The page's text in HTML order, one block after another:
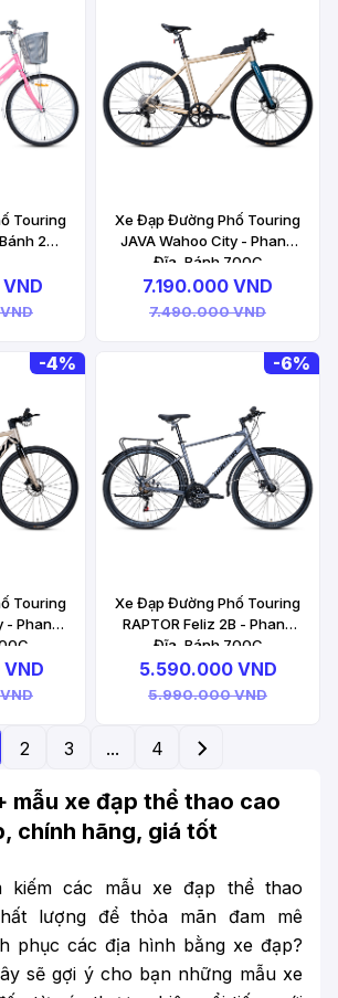
Touring
24
Xe Đạp Đường Phố Touring
JAVA Wahoo City - Phanh
Đĩa, Bánh 700C
7.190.000 VND
7.490.000 VND
-4%
Touring
- Phanh
-6%
Xe Đạp Đường Phố Touring
RAPTOR Feliz 2B - Phanh
Đĩa, Bánh 700C
5.590.000 VND
5.990.000 VND
2 3 ... 4
mẫu xe đạp thể thao cao
chính hãng, giá tốt
kiếm các mẫu xe đạp thể thao
lượng để thỏa mãn đam mê
phục các địa hình bằng xe đạp?
sẽ gợi ý cho bạn những mẫu xe